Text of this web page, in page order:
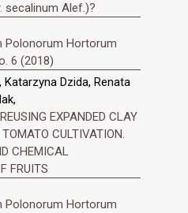
secalinum Alef.)?
Polonorum Hortorum
6 (2018)
Dzida, Renata
EXPANDED CLAY
TOMATO CULTIVATION.
CHEMICAL
FRUITS
Polonorum Hortorum